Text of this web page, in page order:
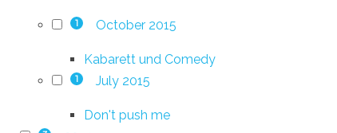
1 October 2015
Kabarett und Comedy
1 July 2015
Don't push me